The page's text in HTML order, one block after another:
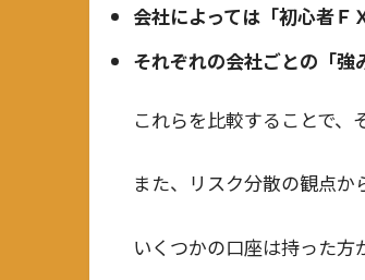
会社によっては「初心者Ｆ
それぞれの会社ごとの「強
これらを比較することで
また、リスク分散の観点か
いくつかの口座は持った方